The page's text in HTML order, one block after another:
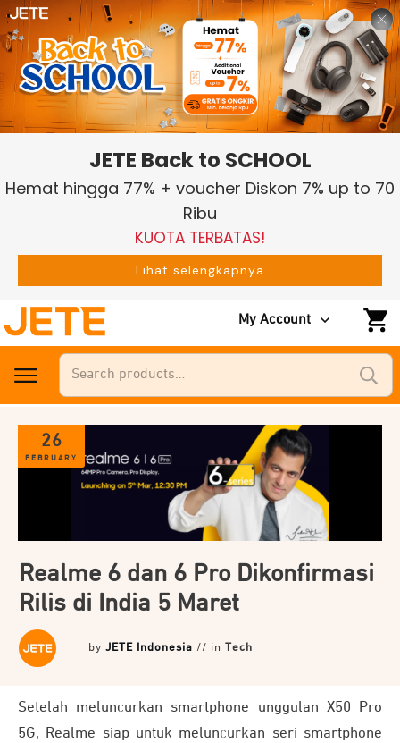
My Account
Search
26
FEBRUARY
Realme 6 dan 6 Pro Dikonfirmasi
Rilis di India 5 Maret
by JETE Indonesia // in Tech
Setelah meluncurkan smartphone unggulan X50 Pro
5G, Realme siap untuk meluncurkan seri smartphone
JETE Back to SCHOOL
Hemat hingga 77% + voucher Diskon 7% up to 70
Ribu
KUOTA TERBATAS!
Lihat selengkapnya